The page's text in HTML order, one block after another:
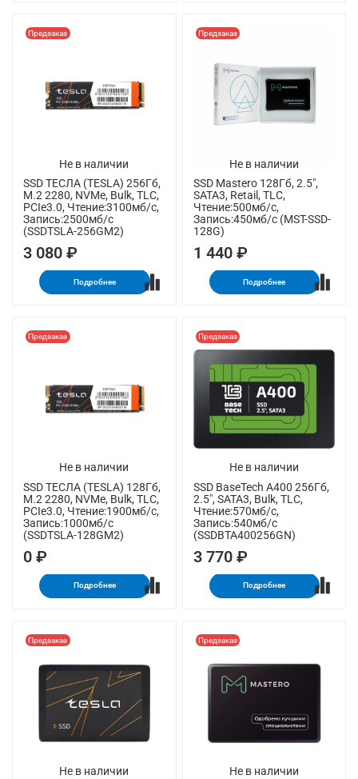
Не в наличии
Предзаказ
SSD ТЕСЛА (TESLA) 256Гб,
M.2 2280, NVMe, Bulk, TLC,
PCIe3.0, Чтение:3100мб/с,
Запись:2500мб/с
(SSDTSLA-256GM2)
3 080 ₽
Подробнее
Не в наличии
Предзаказ
SSD Mastero 128Гб, 2.5",
SATA3, Retail, TLC,
Чтение:500мб/с,
Запись:450мб/с (MST-SSD-
128G)
1 440 ₽
Подробнее
Не в наличии
Предзаказ
SSD ТЕСЛА (TESLA) 128Гб,
M.2 2280, NVMe, Bulk, TLC,
PCIe3.0, Чтение:1900мб/с,
Запись:1000мб/с
(SSDTSLA-128GM2)
0 ₽
Подробнее
Не в наличии
Предзаказ
SSD BaseTech A400 256Гб,
2.5", SATA3, Bulk, TLC,
Чтение:570мб/с,
Запись:540мб/с
(SSDBTA400256GN)
3 770 ₽
Подробнее
Не в наличии
Предзаказ
Не в наличии
Предзаказ